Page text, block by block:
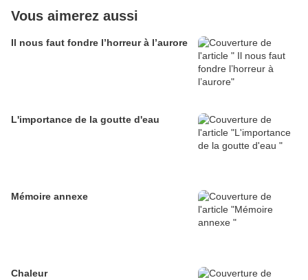
Vous aimerez aussi
Il nous faut fondre l’horreur à l’aurore
L'importance de la goutte d'eau
Mémoire annexe
Chaleur